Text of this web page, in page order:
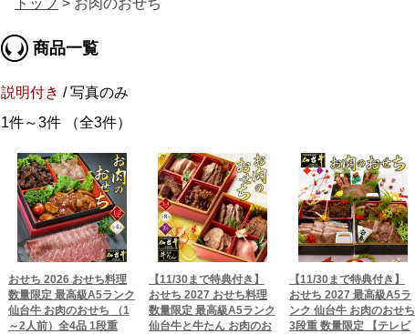
トップ> お肉のおせち
商品一覧
説明付き / 写真のみ
1件～3件 （全3件）
おせち 2026 おせち料理
数量限定 最高級A5ランク
仙台牛 お肉のおせち （1
～2人前）全4品 1段重
【11/30まで特典付き】
おせち 2027 おせち料理
数量限定 最高級A5ランク
仙台牛と牛たん お肉のお
【11/30まで特典付き】
おせち 2027 最高級A5ラ
ンク 仙台牛 お肉のおせち
3段重 数量限定 【テレビ